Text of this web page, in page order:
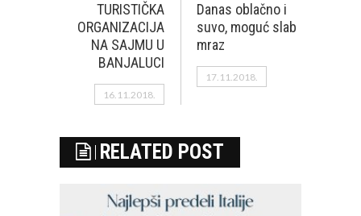
TURISTIČKA
ORGANIZACIJA
NA SAJMU U
BANJALUCI
16.11.2018.
Danas oblačno i
suvo, moguć slab
mraz
17.11.2018.
RELATED POST